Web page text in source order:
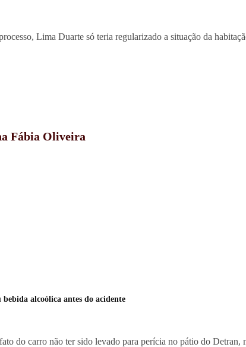
Lima Duarte só teria regularizado a situação da
Fábia Oliveira
alcoólica antes do acidente
do carro não ter sido levado para perícia no pátio do